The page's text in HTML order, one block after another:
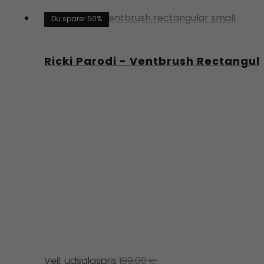
199,00 kr..
99,00 kr..
Du sparer 50%
Ricki Parodi - Ventbrush
199,00kr.